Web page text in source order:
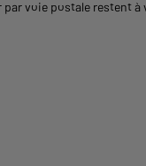
par voie postale restent à